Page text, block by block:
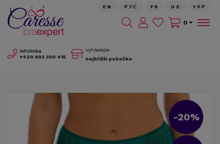
Infolinka
+420 602 300 415
Vyhledejte
nejbližší pobočku
EN РУС FR DE YКР
0
-20%